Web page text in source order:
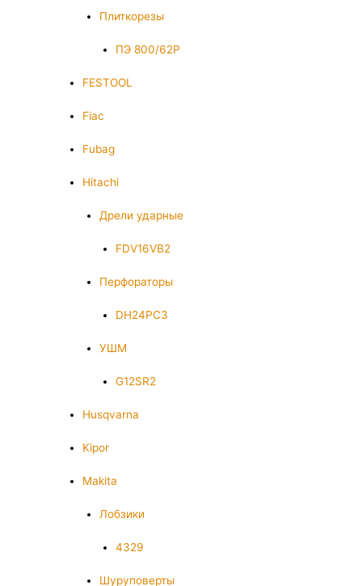
Плиткорезы
ПЭ 800/62Р
FESTOOL
Fiac
Fubag
Hitachi
Дрели ударные
FDV16VB2
Перфораторы
DH24PC3
УШМ
G12SR2
Husqvarna
Kipor
Makita
Лобзики
4329
Шуруповерты